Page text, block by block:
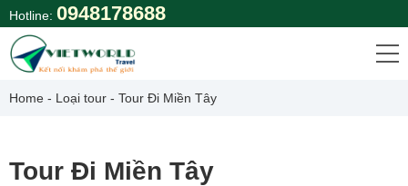
Skip
to
content
Hotline: 0948178688
Home - Loại tour - Tour Đi Miền Tây
Tour Đi Miền Tây